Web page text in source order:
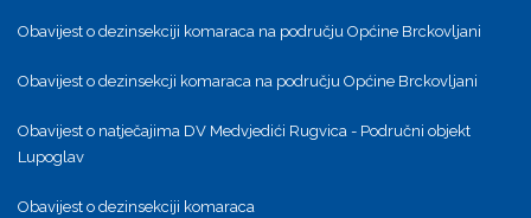
Obavijest o dezinsekciji komaraca na području Općine Brckovljani
Obavijest o dezinsekcji komaraca na području Općine Brckovljani
Obavijest o natječajima DV Medvjedići Rugvica - Područni objekt
Lupoglav
Obavijest o dezinsekciji komaraca